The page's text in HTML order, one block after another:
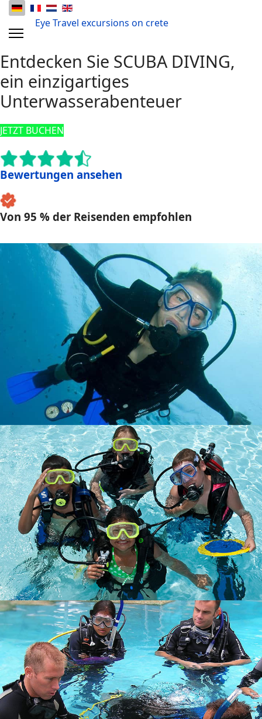
Eye Travel excursions on crete
Entdecken Sie SCUBA DIVING,
ein einzigartiges
Unterwasserabenteuer
JETZT BUCHEN
Bewertungen ansehen
Von 95 % der Reisenden empfohlen